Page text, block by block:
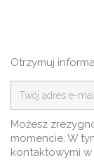
Otrzymuj
Możesz
momencie. W
kontaktowymi w